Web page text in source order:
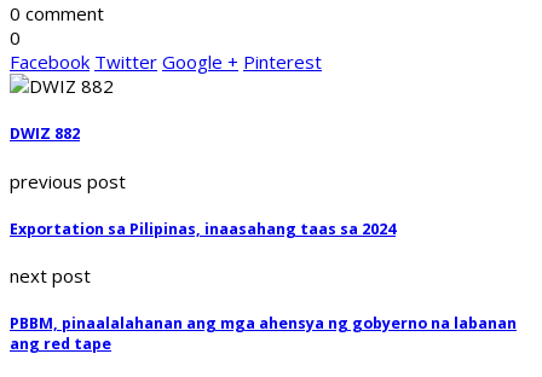
0 comment
0
Facebook Twitter Google + Pinterest
DWIZ 882
previous post
Exportation sa Pilipinas, inaasahang taas sa 2024
next post
PBBM, pinaalalahanan ang mga ahensya ng gobyerno na labanan
ang red tape